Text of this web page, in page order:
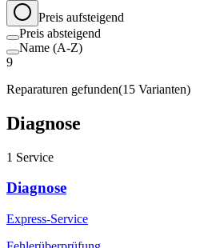
Preis aufsteigend
Preis absteigend
Name (A-Z)
9
Reparaturen gefunden(15 Varianten)
Diagnose
1 Service
Diagnose
Express-Service